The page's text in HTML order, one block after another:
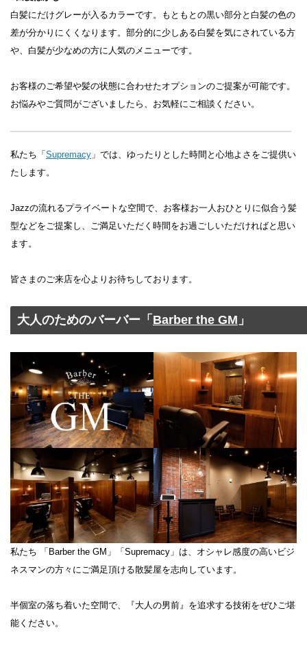
白髪にだけグレーが入るカラーです。もともとの黒い部分と白髪の色の
差が分かりにくくなります。部分的に少しある白髪を気にされている方
や、白髪が少なめの方に人気のメニューです。
お客様のご希望や髪の状態に合わせたオプションのご提案が可能です。
お悩みやご質問がございましたら、お気軽にご相談ください。
私たち「 Supremacy 」では、ゆったりとした時間と心地よさをご提供い
たします。
Jazzの流れるプライベートな空間で、お客様お一人おひとりに似合う髪
型などをご提案し、ご満足いただく時間をお過ごしいただければと思い
ます。
皆さまのご来店を心よりお待ちしております。
大人のためのバーバー「 Barber the GM 」
私たち 「Barber the GM」「Supremacy」は、オシャレ感度の高いビジ
ネスマンの方々にご満足頂ける散髪屋を志向しています。
半個室の落ち着いた空間で、『大人の男前』を追求する技術をぜひご堪
能ください。